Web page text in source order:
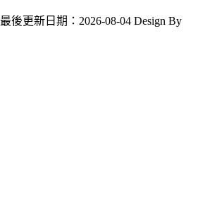
最後更新日期：2026-08-04 Design By